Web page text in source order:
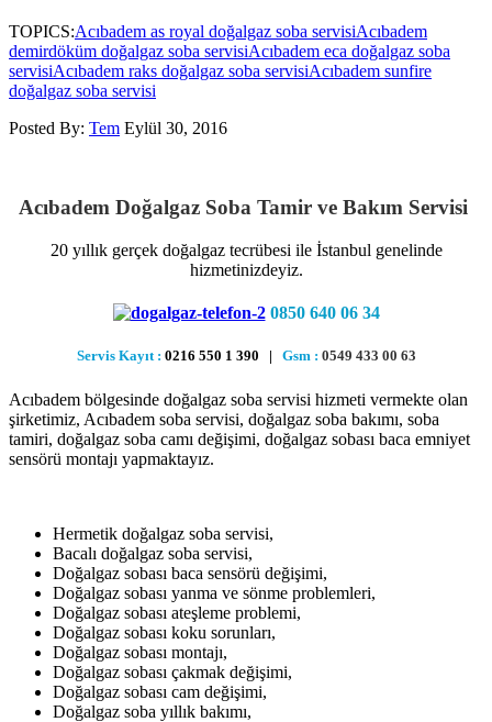
TOPICS:Acıbadem as royal doğalgaz soba servisiAcıbadem
demirdöküm doğalgaz soba servisiAcıbadem eca doğalgaz soba
servisiAcıbadem raks doğalgaz soba servisiAcıbadem sunfire
doğalgaz soba servisi
Posted By: Tem Eylül 30, 2016
Acıbadem Doğalgaz Soba Tamir ve Bakım Servisi
20 yıllık gerçek doğalgaz tecrübesi ile İstanbul genelinde
hizmetinizdeyiz.
0850 640 06 34
Servis Kayıt : 0216 550 1 390 | Gsm : 0549 433 00 63
Acıbadem bölgesinde doğalgaz soba servisi hizmeti vermekte olan
şirketimiz, Acıbadem soba servisi, doğalgaz soba bakımı, soba
tamiri, doğalgaz soba camı değişimi, doğalgaz sobası baca emniyet
sensörü montajı yapmaktayız.
Hermetik doğalgaz soba servisi,
Bacalı doğalgaz soba servisi,
Doğalgaz sobası baca sensörü değişimi,
Doğalgaz sobası yanma ve sönme problemleri,
Doğalgaz sobası ateşleme problemi,
Doğalgaz sobası koku sorunları,
Doğalgaz sobası montajı,
Doğalgaz sobası çakmak değişimi,
Doğalgaz sobası cam değişimi,
Doğalgaz soba yıllık bakımı,